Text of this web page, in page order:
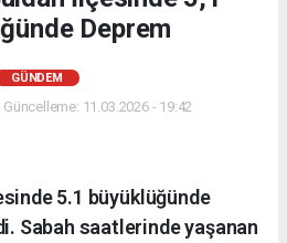
Deprem
GÜNDEM
11.03.2026 - 19:42
5.1 büyüklüğünde
Sabah saatlerinde yaşanan